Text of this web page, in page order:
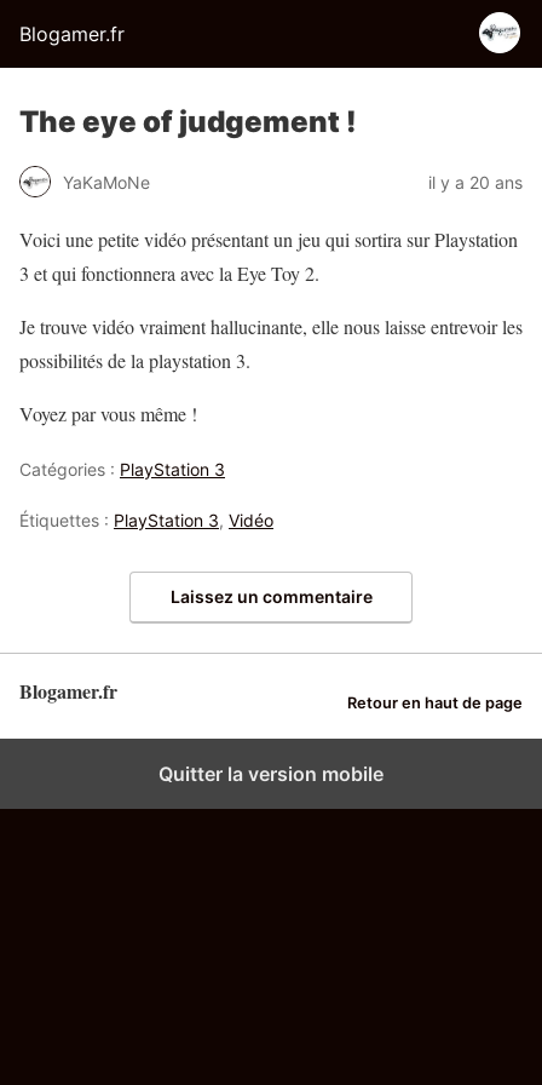
Blogamer.fr
The eye of judgement !
YaKaMoNe il y a 20 ans
Voici une petite vidéo présentant un jeu qui sortira sur Playstation
3 et qui fonctionnera avec la Eye Toy 2.
Je trouve vidéo vraiment hallucinante, elle nous laisse entrevoir les
possibilités de la playstation 3.
Voyez par vous même !
Catégories : PlayStation 3
Étiquettes : PlayStation 3, Vidéo
Laissez un commentaire
Blogamer.fr Retour en haut de page
Quitter la version mobile